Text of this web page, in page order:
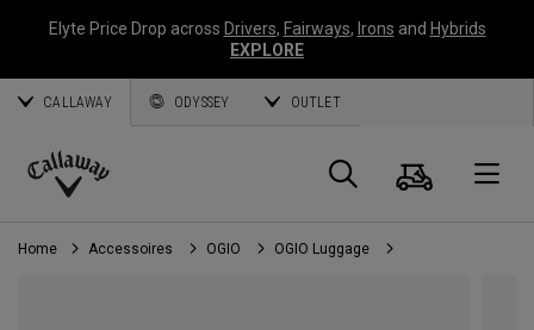
Elyte Price Drop across Drivers, Fairways, Irons and Hybrids
EXPLORE
CALLAWAY ODYSSEY OUTLET
Callaway
Golf
Panier
Home Accessoires OGIO OGIO Luggage